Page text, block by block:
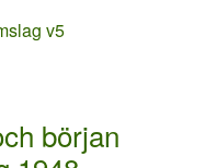
början